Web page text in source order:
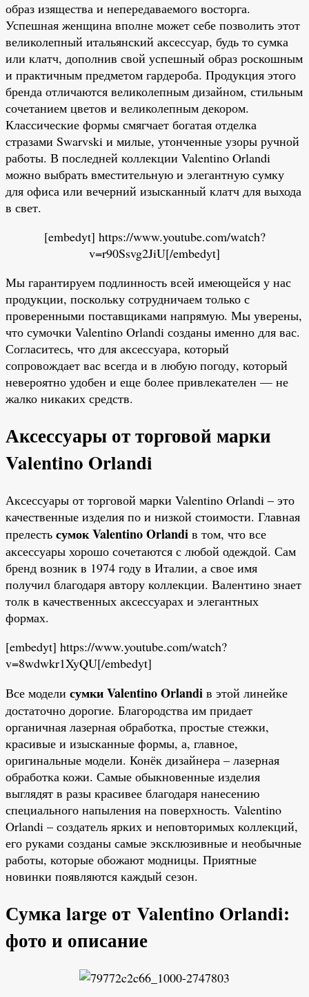
образ изящества и непередаваемого восторга.
Успешная женщина вполне может себе позволить этот
великолепный итальянский аксессуар, будь то сумка
или клатч, дополнив свой успешный образ роскошным
и практичным предметом гардероба. Продукция этого
бренда отличаются великолепным дизайном, стильным
сочетанием цветов и великолепным декором.
Классические формы смягчает богатая отделка
стразами Swarvski и милые, утонченные узоры ручной
работы. В последней коллекции Valentino Orlandi
можно выбрать вместительную и элегантную сумку
для офиса или вечерний изысканный клатч для выхода
в свет.
[embedyt] https://www.youtube.com/watch?
v=r90Ssvg2JiU[/embedyt]
Мы гарантируем подлинность всей имеющейся у нас
продукции, поскольку сотрудничаем только с
проверенными поставщиками напрямую. Мы уверены,
что сумочки Valentino Orlandi созданы именно для вас.
Согласитесь, что для аксессуара, который
сопровождает вас всегда и в любую погоду, который
невероятно удобен и еще более привлекателен — не
жалко никаких средств.
Аксессуары от торговой марки
Valentino Orlandi
Аксессуары от торговой марки Valentino Orlandi – это
качественные изделия по и низкой стоимости. Главная
прелесть сумок Valentino Orlandi в том, что все
аксессуары хорошо сочетаются с любой одеждой. Сам
бренд возник в 1974 году в Италии, а свое имя
получил благодаря автору коллекции. Валентино знает
толк в качественных аксессуарах и элегантных
формах.
[embedyt] https://www.youtube.com/watch?
v=8wdwkr1XyQU[/embedyt]
Все модели сумки Valentino Orlandi в этой линейке
достаточно дорогие. Благородства им придает
органичная лазерная обработка, простые стежки,
красивые и изысканные формы, а, главное,
оригинальные модели. Конёк дизайнера – лазерная
обработка кожи. Самые обыкновенные изделия
выглядят в разы красивее благодаря нанесению
специального напыления на поверхность. Valentino
Orlandi – создатель ярких и неповторимых коллекций,
его руками созданы самые эксклюзивные и необычные
работы, которые обожают модницы. Приятные
новинки появляются каждый сезон.
Сумка large от Valentino Orlandi:
фото и описание